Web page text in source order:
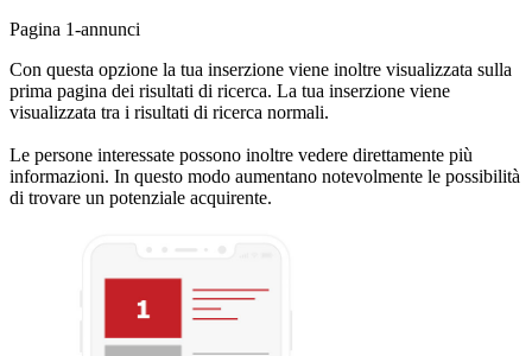
Pagina 1-annunci
Con questa opzione la tua inserzione viene inoltre visualizzata sulla
prima pagina dei risultati di ricerca. La tua inserzione viene
visualizzata tra i risultati di ricerca normali.
Le persone interessate possono inoltre vedere direttamente più
informazioni. In questo modo aumentano notevolmente le possibilità
di trovare un potenziale acquirente.